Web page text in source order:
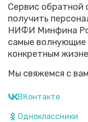
Сервис обратной
получить
НИФИ Минфина
самые волнующие
конкретным
Мы свяжемся с
ВКонтакте
Одноклассники